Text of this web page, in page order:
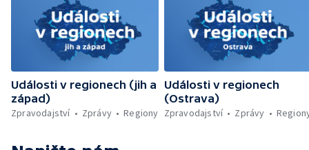
Události v regionech (jih a
západ)
Zpravodajství
Zprávy Regiony
Události v regionech
(Ostrava)
Zpravodajství
Zprávy